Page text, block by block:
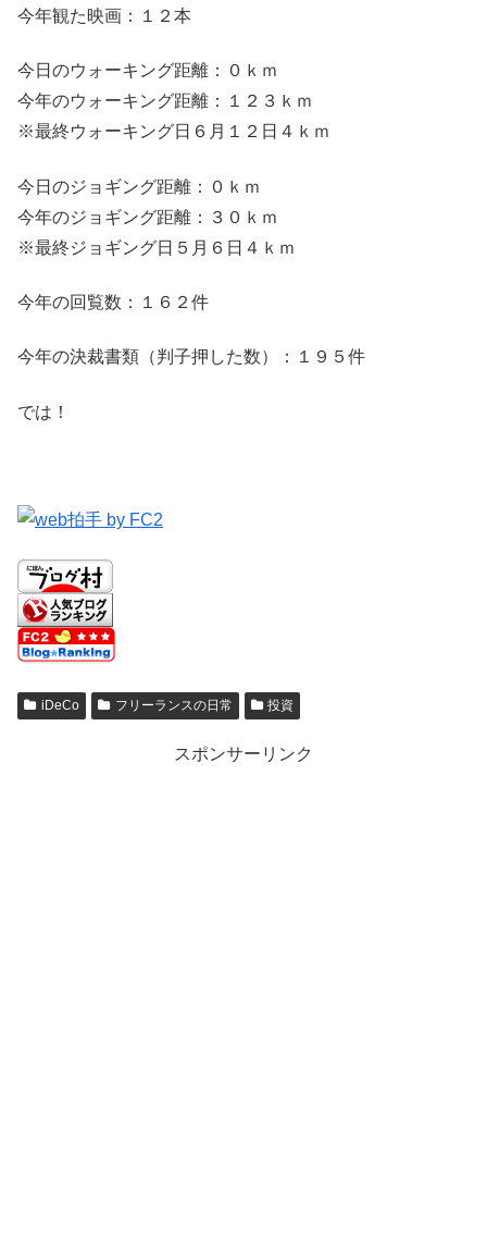
今年観た映画：１２本
今日のウォーキング距離：０ｋｍ
今年のウォーキング距離：１２３ｋｍ
※最終ウォーキング日６月１２日４ｋｍ
今日のジョギング距離：０ｋｍ
今年のジョギング距離：３０ｋｍ
※最終ジョギング日５月６日４ｋｍ
今年の回覧数：１６２件
今年の決裁書類（判子押した数）：１９５件
では！
iDeCo フリーランスの日常 投資
スポンサーリンク